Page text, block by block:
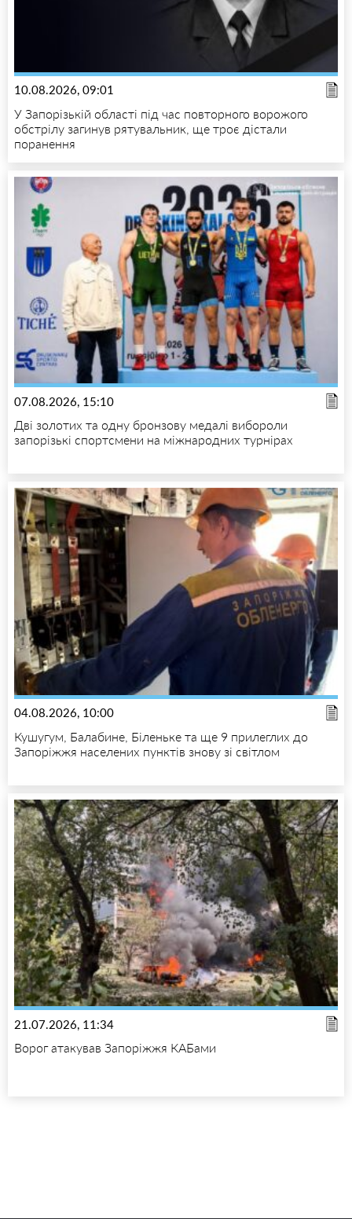
10.08.2026, 09:01
У Запорізькій області під час повторного ворожого
обстрілу загинув рятувальник, ще троє дістали
поранення
07.08.2026, 15:10
Дві золотих та одну бронзову медалі вибороли
запорізькі спортсмени на міжнародних турнірах
04.08.2026, 10:00
Кушугум, Балабине, Біленьке та ще 9 прилеглих до
Запоріжжя населених пунктів знову зі світлом
21.07.2026, 11:34
Ворог атакував Запоріжжя КАБами